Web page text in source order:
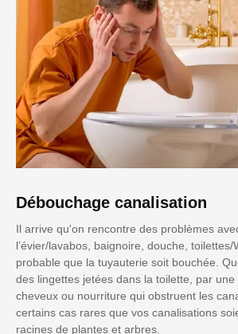
Débouchage canalisation
Il arrive qu'on rencontre des problèmes
l’évier/lavabos, baignoire, douche, toilettes/
probable que la tuyauterie soit bouchée.
des lingettes jetées dans la toilette, par
cheveux ou nourriture qui obstruent les
certains cas rares que vos canalisations
racines de plantes et arbres.